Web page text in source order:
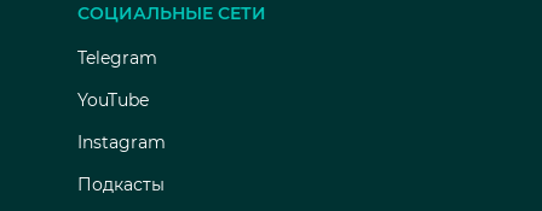
СОЦИАЛЬНЫЕ СЕТИ
Telegram
YouTube
Instagram
Подкасты